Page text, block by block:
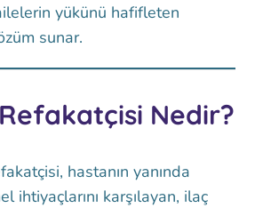
yükünü hafifleten
sunar.
Nedir?
hastanın yanında
ihtiyaçlarını karşılayan, ilaç